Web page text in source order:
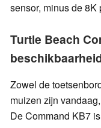
sensor, minus de 8K
Turtle Beach
Zowel de
muizen zijn
De Command KB7 is